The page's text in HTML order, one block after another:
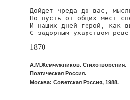
Дойдет чреда до вас,
Но пусть от общих мест
И наших дней герой, как
С задорным ухарством
1870
А.М.Жемчужников. Стихотворения.
Поэтическая Россия.
Москва: Советская Россия, 1988.